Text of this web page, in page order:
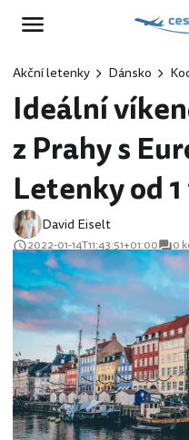
Akční letenky Dánsko
Ideální
z Prahy s
Letenky od 1
David Eiselt
2022-01-14T11:43:51+01:00 0